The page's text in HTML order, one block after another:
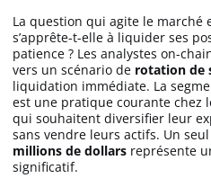
La question qui agite le marché
s’apprête-t-elle à liquider ses
patience ? Les analystes on-
vers un scénario de rotation de
liquidation immédiate. La
est une pratique courante chez
qui souhaitent diversifier leur
sans vendre leurs actifs. Un
millions de dollars représente
significatif.